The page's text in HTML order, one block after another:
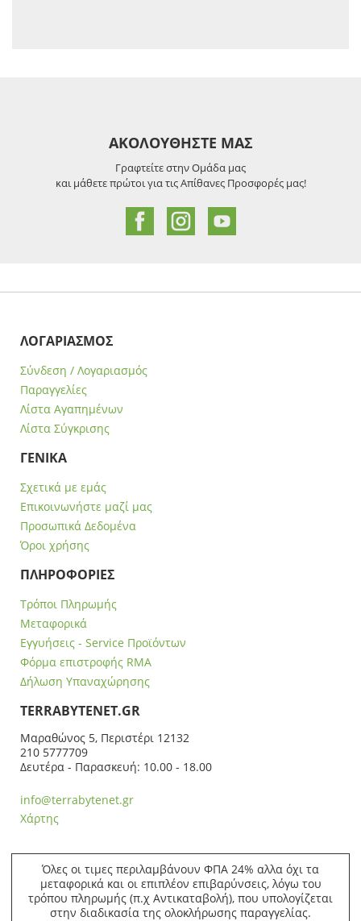
ΑΚΟΛΟΥΘΗΣΤΕ ΜΑΣ
Γραφτείτε στην Ομάδα μας
και μάθετε πρώτοι για τις Απίθανες Προσφορές μας!
ΛΟΓΑΡΙΑΣΜΟΣ
Σύνδεση / Λογαριασμός
Παραγγελίες
Λίστα Αγαπημένων
Λίστα Σύγκρισης
ΓΕΝΙΚΑ
Σχετικά με εμάς
Επικοινωνήστε μαζί μας
Προσωπικά Δεδομένα
Όροι χρήσης
ΠΛΗΡΟΦΟΡΙΕΣ
Τρόποι Πληρωμής
Μεταφορικά
Εγγυήσεις - Service Προϊόντων
Φόρμα επιστροφής RMA
Δήλωση Υπαναχώρησης
ΤERRABYTENET.GR
Μαραθώνος 5, Περιστέρι 12132
210 5777709
Δευτέρα - Παρασκευή: 10.00 - 18.00
info@terrabytenet.gr
Χάρτης
Όλες οι τιμες περιλαμβάνουν ΦΠΑ 24% αλλα όχι τα
μεταφορικά και οι επιπλέον επιβαρύνσεις, λόγω του
τρόπου πληρωμής (π.χ Αντικαταβολή), που υπολογίζεται
στην διαδικασία της ολοκλήρωσης παραγγελίας.